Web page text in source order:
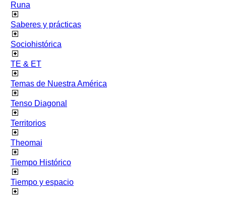
Runa
Saberes y prácticas
Sociohistórica
TE & ET
Temas de Nuestra América
Tenso Diagonal
Territorios
Theomai
Tiempo Histórico
Tiempo y espacio